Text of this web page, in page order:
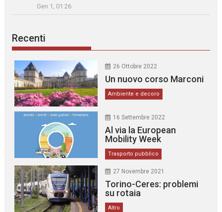
Gen 1, 01:26
Recenti
26 Ottobre 2022
Un nuovo corso Marconi
Ambiente e decoro
16 Settembre 2022
Al via la European
Mobility Week
Trasporto pubblico
27 Novembre 2021
Torino-Ceres: problemi
su rotaia
Altro